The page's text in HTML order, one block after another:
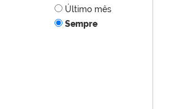
Último mês
Sempre